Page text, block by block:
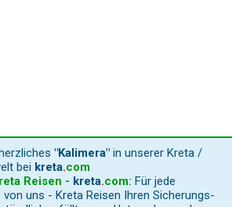
"Kalimera" in unserer Kreta /
bei kreta.com
Reisen - kreta.com: Für jede
uns - Kreta Reisen Ihren Sicherungs-